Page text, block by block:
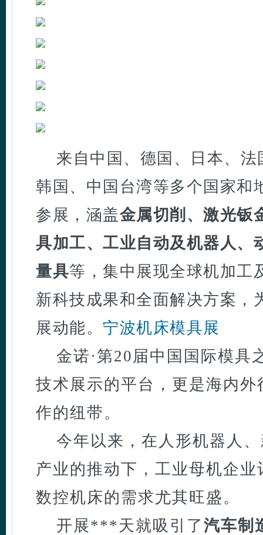
来自中国、德国、日本、
韩国、中国台湾等多个国家和
参展，涵盖金属切削、激光钣
具加工、工业自动及机器人、
量具等 ，集中展现全球机加工
新科技成果和全面解决方案，
展动能。 宁波机床模具展
金诺·第20届中国国际模具
技术展示的平台，更是海内
作的纽带。
今年以来，在人形机器人
产业的推动下，工业母机企
数控机床的需求尤其旺盛。
开展***天就吸引了汽车制